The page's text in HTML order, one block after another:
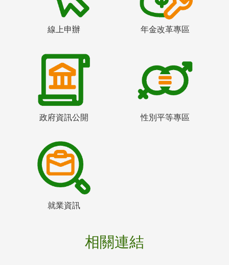
線上申辦 年金改革專區
政府資訊公開 性別平等專區
就業資訊
相關連結